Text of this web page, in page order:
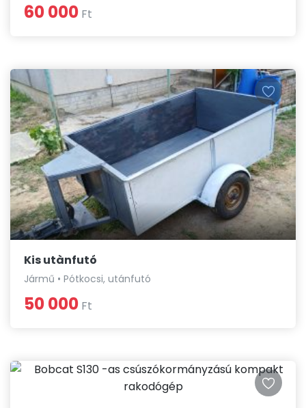
60 000 Ft
Kis utànfutó
Jármű • Pótkocsi, utánfutó
50 000 Ft